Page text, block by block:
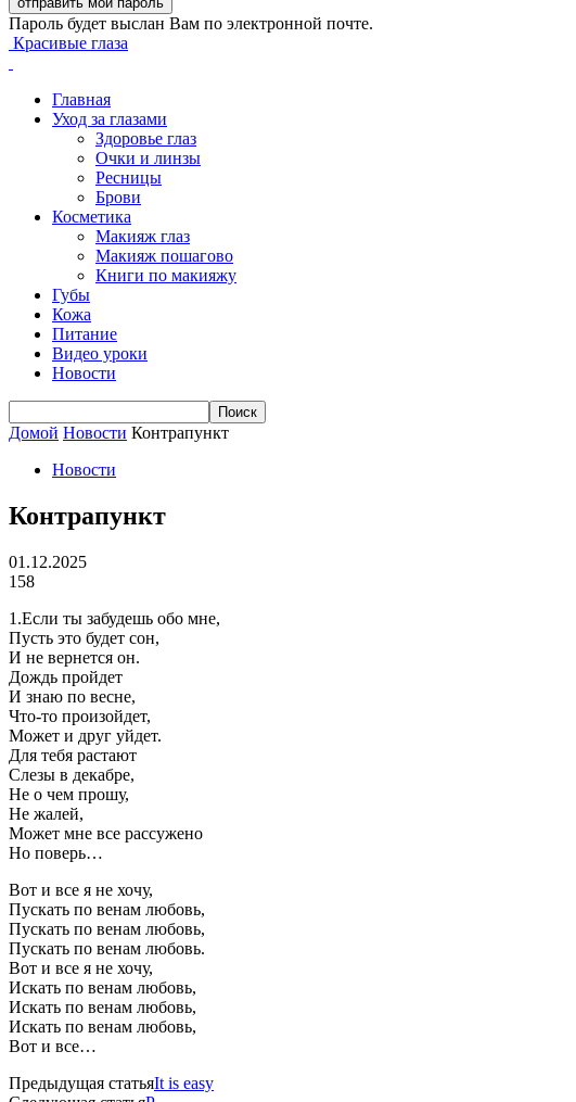
Пароль будет выслан Вам по электронной почте.
Красивые глаза
Главная
Уход за глазами
Здоровье глаз
Очки и линзы
Ресницы
Брови
Косметика
Макияж глаз
Макияж пошагово
Книги по макияжу
Губы
Кожа
Питание
Видео уроки
Новости
Домой Новости Контрапункт
Новости
Контрапункт
01.12.2025
158
1.Если ты забудешь обо мне,
Пусть это будет сон,
И не вернется он.
Дождь пройдет
И знаю по весне,
Что-то произойдет,
Может и друг уйдет.
Для тебя растают
Слезы в декабре,
Не о чем прошу,
Не жалей,
Может мне все рассужено
Но поверь…
Вот и все я не хочу,
Пускать по венам любовь,
Пускать по венам любовь,
Пускать по венам любовь.
Вот и все я не хочу,
Искать по венам любовь,
Искать по венам любовь,
Искать по венам любовь,
Вот и все…
Предыдущая статьяIt is easy